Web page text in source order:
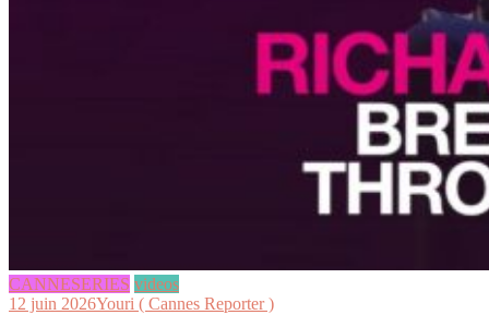
CANNESERIES videos
12 juin 2026Youri ( Cannes Reporter )